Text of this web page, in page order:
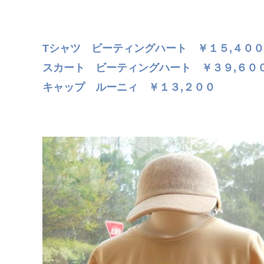
Tシャツ ビーティングハート ￥１５,４００
スカート ビーティングハート ￥３９,６０
キャップ ルーニィ ￥１３,２００